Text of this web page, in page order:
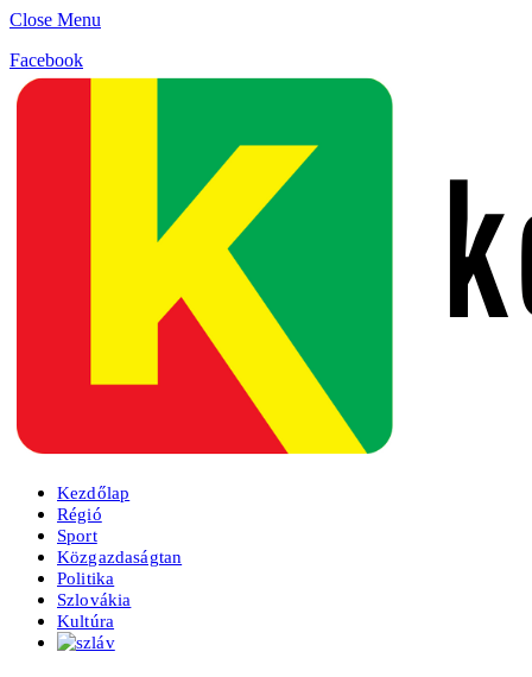
Close Menu
Facebook
Kezdőlap
Régió
Sport
Közgazdaságtan
Politika
Szlovákia
Kultúra